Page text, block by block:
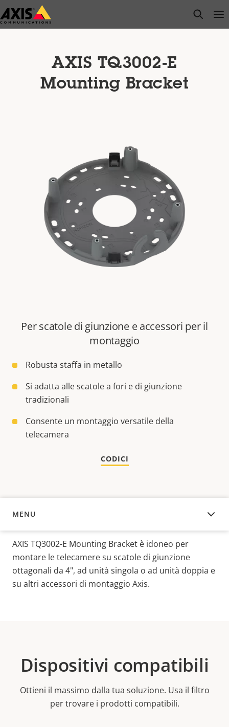
Salta
al
open
AXIS TQ3002-E
Mounting Bracket
Per scatole di giunzione e accessori per il
montaggio
Robusta staffa in metallo
Si adatta alle scatole a fori e di giunzione
tradizionali
Consente un montaggio versatile della
telecamera
CODICI
MENU
PANORAMICA
AXIS TQ3002-E Mounting Bracket è idoneo per
montare le telecamere su scatole di giunzione
ottagonali da 4", ad unità singola o ad unità doppia e
su altri accessori di montaggio Axis.
Dispositivi compatibili
Ottieni il massimo dalla tua soluzione. Usa il filtro
per trovare i prodotti compatibili.